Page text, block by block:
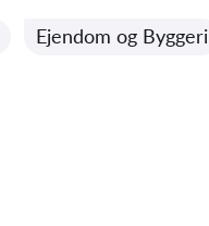
Ejendom og Byggeri